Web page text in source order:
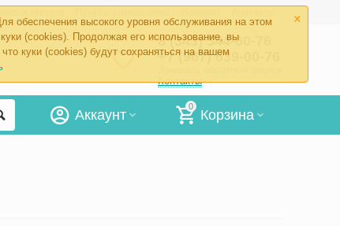
×
обеспечения высокого уровня обслуживания на этом
(cookies). Продолжая его использование, вы
куки (cookies) будут сохраняться на вашем
8 (343) 344-60-76
+7 (967) 639-00-76
Контакты
0
Корзина
Аккаунт